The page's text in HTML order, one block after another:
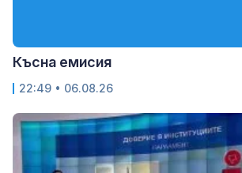
Късна емисия
22:49 • 06.08.26